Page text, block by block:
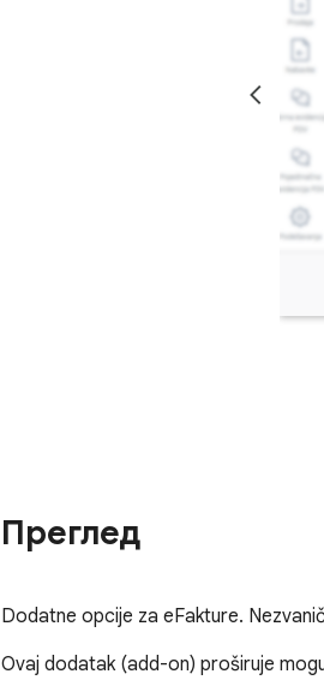
Преглед
Dodatne opcije za eFakture.
Ovaj dodatak (add-on) proširuje